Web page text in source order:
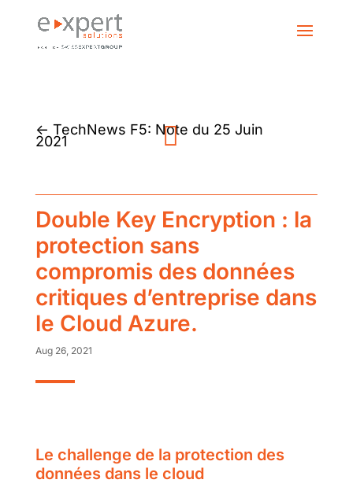
← TechNews F5: Note du 25 Juin
2021
Double Key Encryption : la
protection sans
compromis des données
critiques d’entreprise dans
le Cloud Azure.
Aug 26, 2021
Le challenge de la protection des
données dans le cloud